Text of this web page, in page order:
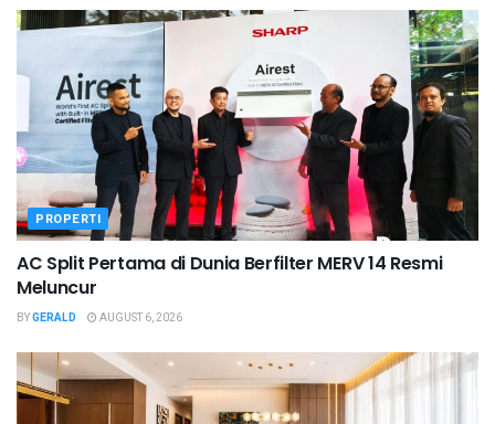
PROPERTI
AC Split Pertama di Dunia Berfilter MERV 14 Resmi
Meluncur
BYGERALD AUGUST 6, 2026